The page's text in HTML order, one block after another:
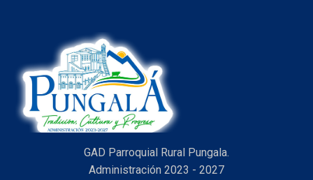
GAD Parroquial Rural Pungala.
Administración 2023 - 2027